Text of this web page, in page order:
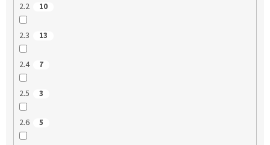
2.2 10
2.3 13
2.4 7
2.5 3
2.6 5